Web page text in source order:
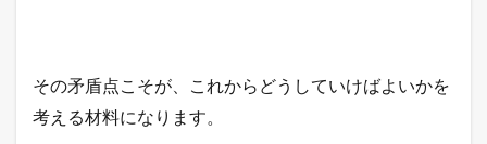
その矛盾点こそが、これからどうしていけばよいかを
考える材料になります。